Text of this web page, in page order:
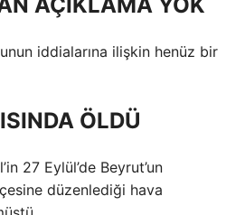
iddialarına ilişkin henüz bir
ÖLDÜ
27 Eylül’de Beyrut’un
düzenlediği hava